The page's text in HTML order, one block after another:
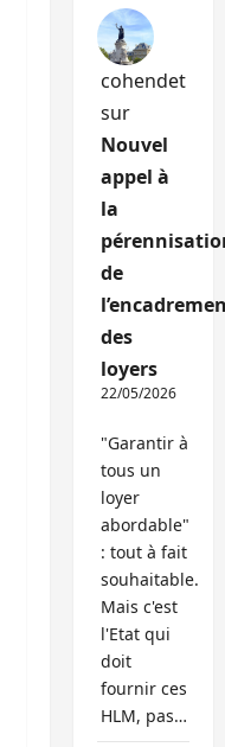
cohendet
sur
Nouvel
appel à
la
de
des
loyers
22/05/2026
"Garantir à
tous un
loyer
abordable"
: tout à fait
souhaitable.
Mais c'est
l'Etat qui
doit
fournir ces
HLM, pas…